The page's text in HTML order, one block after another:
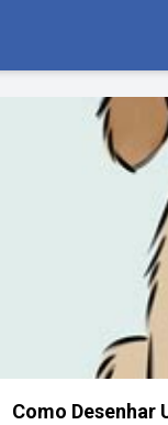
Como Desenhar